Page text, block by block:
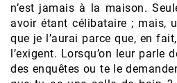
n’est jamais à la maison.
avoir étant célibataire ; mais,
que je l’aurai parce que, en
l’exigent. Lorsqu’on leur parle
des enquêtes ou te le